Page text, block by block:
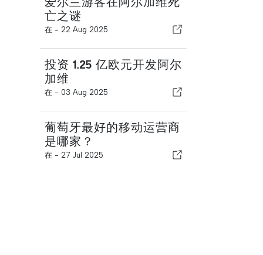
亡之谜
在 - 22 Aug 2025
投资 1.25 亿欧元开发阿尔
加维
在 - 03 Aug 2025
葡萄牙最好的移动运营商
是哪家？
在 - 27 Jul 2025